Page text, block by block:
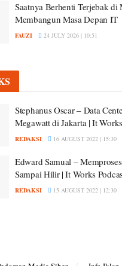
Saatnya Berhenti Terjebak
Membangun Masa Depan IT
FAUZI 24 JULY 2026 | 10:51
Stephanus Oscar – Data
Megawatt di Jakarta | It
REDAKSI 16 AUGUST 2022 | 15:30
Edward Samual –
Sampai Hilir | It Works
REDAKSI 15 AUGUST 2022 | 12:30